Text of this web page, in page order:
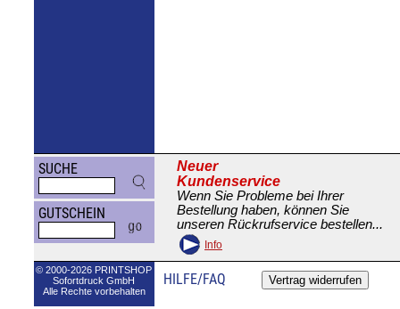
SUCHE
GUTSCHEIN
Neuer
Kundenservice
Wenn Sie Probleme bei Ihrer
Bestellung haben, können Sie
unseren Rückrufservice bestellen...
Info
© 2000-2026 PRINTSHOP
Sofortdruck GmbH
Alle Rechte vorbehalten
HILFE/FAQ